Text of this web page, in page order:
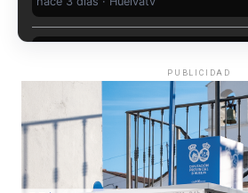
QUINTA CORRIDA DE LAS
PUBLICIDAD